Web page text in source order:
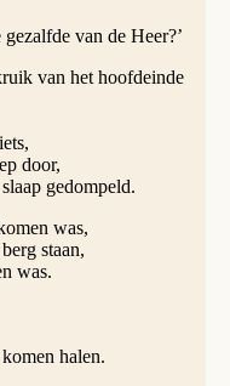
van de Heer?’
van het hoofdeinde
door,
gedompeld.
was,
staan,
was.
halen.